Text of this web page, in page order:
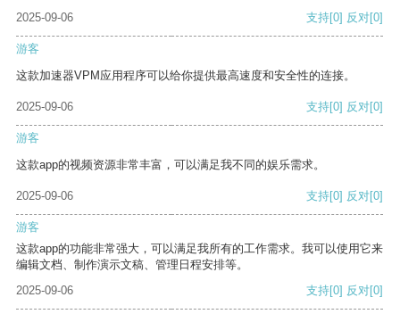
2025-09-06
支持[0] 反对[0]
游客
这款加速器VPM应用程序可以给你提供最高速度和安全性的连接。
2025-09-06 支持[0] 反对[0]
游客
这款app的视频资源非常丰富，可以满足我不同的娱乐需求。
2025-09-06 支持[0] 反对[0]
游客
这款app的功能非常强大，可以满足我所有的工作需求。我可以使用它来
编辑文档、制作演示文稿、管理日程安排等。
2025-09-06
支持[0] 反对[0]